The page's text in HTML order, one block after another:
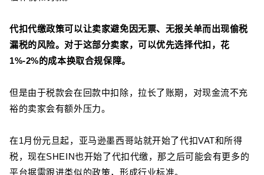
代扣代缴政策可以让卖家避免因无票、无报关单而出现偷税
漏税的风险。对于这部分卖家，可以优先选择代扣，花
1%-2%的成本换取合规保障。
但是由于税款会在回款中扣除，拉长了账期，对现金流不充
裕的卖家会有额外压力。
在1月份元旦起，亚马逊墨西哥站就开始了代扣VAT和所得
税，现在SHEIN也开始了代扣代缴，那之后可能会有更多的
平台据需跟进类似的政策，形成行业标准。